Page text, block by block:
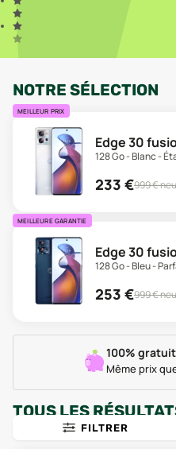
NOTRE SÉLECTION
MEILLEUR PRIX
Edge 30
128 Go - Blanc -
233 €999€
MEILLEURE GARANTIE
Edge 30
128 Go - Bleu -
253 €999€
100% gratuit
Même prix
TOUS LES
FILTRER